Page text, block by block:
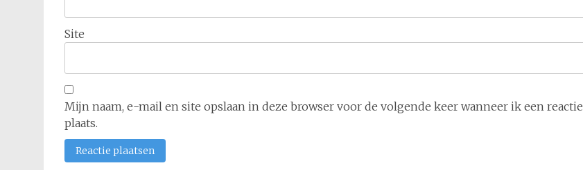
Site
Mijn naam, e-mail en site opslaan in deze browser voor de volgende keer wanneer ik een reactie
plaats.